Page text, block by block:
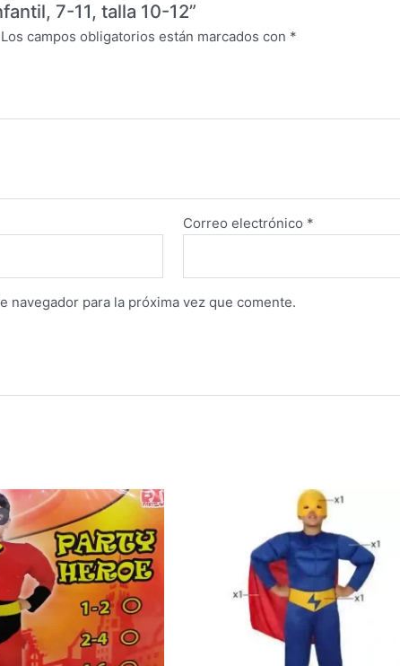
7-11, talla 10-12”
Los campos obligatorios están marcados con *
Correo electrónico *
navegador para la próxima vez que comente.